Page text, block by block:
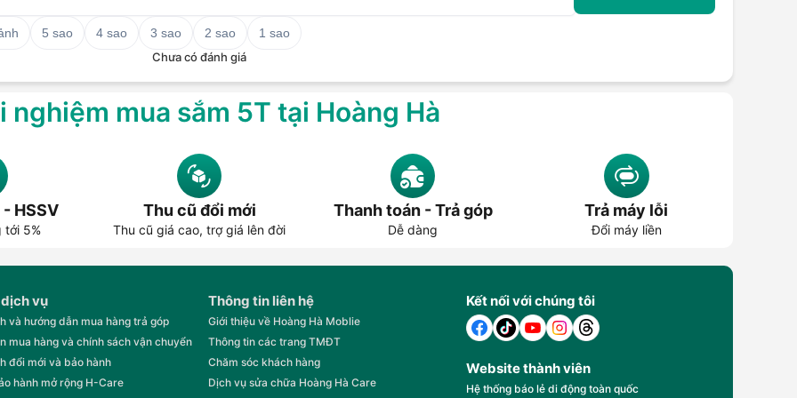
5 sao 4 sao 3 sao 2 sao
1 sao
Chưa có đánh giá
nghiệm mua sắm 5T tại Hoàng Hà
HSSV
tới 5%
Thu cũ đổi mới
Thu cũ giá cao, trợ giá lên đời
Thanh toán - Trả góp
Dễ dàng
Trả máy lỗi
Đổi máy liền
vụ
và hướng dẫn mua hàng trả góp
mua hàng và chính sách vận chuyển
đổi mới và bảo hành
hành mở rộng H-Care
Thông tin liên hệ
Giới thiệu về Hoàng Hà Moblie
Thông tin các trang TMĐT
Chăm sóc khách hàng
Dịch vụ sửa chữa Hoàng Hà Care
Kết nối với chúng tôi
Website thành viên
Hệ thống báo lẻ di động toàn quốc